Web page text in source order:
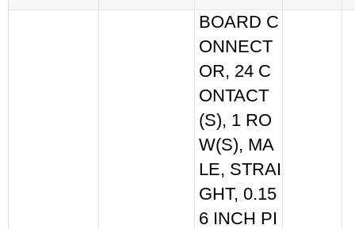
BOARD C
ONNECT
OR, 24 C
ONTACT
(S), 1 RO
W(S), MA
LE, STRAI
GHT, 0.15
6 INCH PI